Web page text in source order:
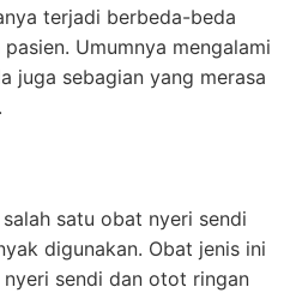
terjadi berbeda-beda
Umumnya mengalami
juga sebagian yang merasa
satu obat nyeri sendi
digunakan. Obat jenis ini
sendi dan otot ringan